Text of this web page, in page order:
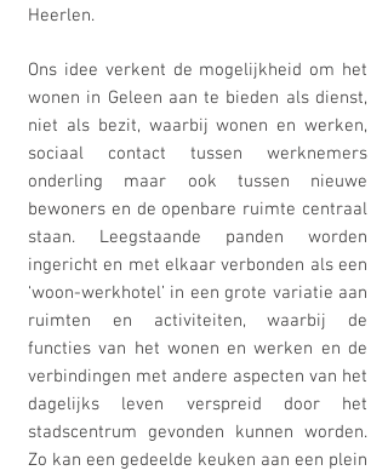
Heerlen.
Ons idee verkent de mogelijkheid om het
wonen in Geleen aan te bieden als dienst,
niet als bezit, waarbij wonen en werken,
sociaal contact tussen werknemers
onderling maar ook tussen nieuwe
bewoners en de openbare ruimte centraal
staan. Leegstaande panden worden
ingericht en met elkaar verbonden als een
‘woon-werkhotel’ in een grote variatie aan
ruimten en activiteiten, waarbij de
functies van het wonen en werken en de
verbindingen met andere aspecten van het
dagelijks leven verspreid door het
stadscentrum gevonden kunnen worden.
Zo kan een gedeelde keuken aan een plein